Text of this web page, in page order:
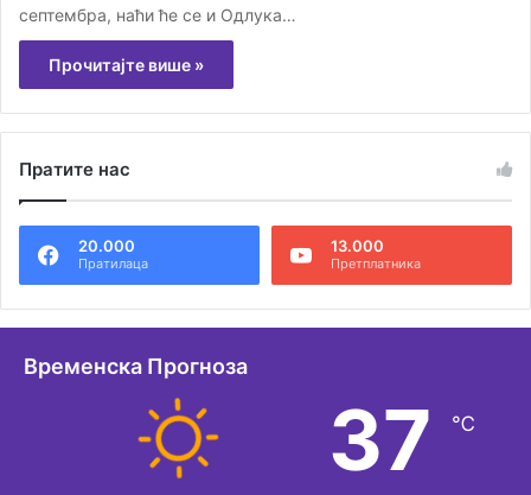
септембра, наћи ће се и Одлука…
Прочитајте више »
Пратите нас
20.000
Пратилаца
13.000
Претплатника
Временска Прогноза
37 ℃